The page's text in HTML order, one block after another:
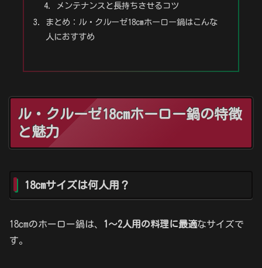
メンテナンスと長持ちさせるコツ
まとめ：ル・クルーゼ18cmホーロー鍋はこんな
人におすすめ
ル・クルーゼ18cmホーロー鍋の特徴
と魅力
18cmサイズは何人用？
18cmのホーロー鍋は、 1〜2人用の料理に最適なサイズで
す。